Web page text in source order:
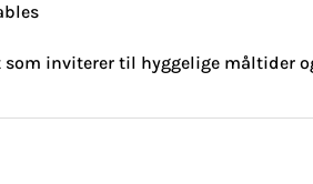
inviterer til hyggelige måltider